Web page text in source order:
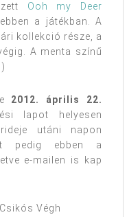
Ooh my Deer
a játékban. A
kollekció része, a
A menta színű
2012. április 22.
lapot helyesen
utáni napon
pedig ebben a
e-mailen is kap
Végh